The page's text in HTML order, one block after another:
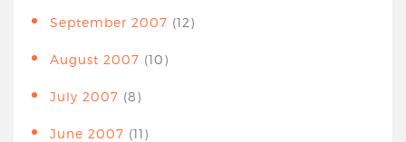
September 2007 (12)
August 2007 (10)
July 2007 (8)
June 2007 (11)